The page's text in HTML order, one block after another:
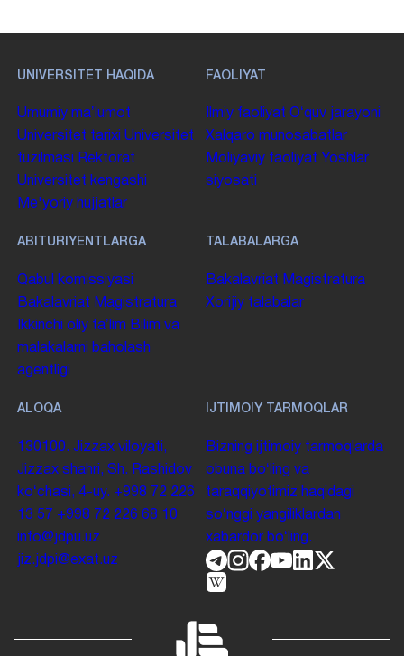
UNIVERSITET HAQIDA
Umumiy maʼlumot
Universitet tarixi Universitet
tuzilmasi
Rektorat
Universitet kengashi
Me'yoriy hujjatlar
FAOLIYAT
Ilmiy faoliyat Oʻquv jarayoni
Xalqaro munosabatlar
Moliyaviy faoliyat Yoshlar
siyosati
ABITURIYENTLARGA
Qabul komissiyasi
Bakalavriat Magistratura
Ikkinchi oliy taʼlim Bilim va
malakalarni baholash
agentligi
TALABALARGA
Bakalavriat Magistratura
Xorijiy talabalar
ALOQA
130100. Jizzax viloyati,
Jizzax shahri, Sh. Rashidov
koʻchasi, 4-uy. +998 72 226
13 57 +998 72 226 68 10
info@jdpu.uz
jiz.jdpi@exat.uz
IJTIMOIY TARMOQLAR
Bizning ijtimoiy tarmoqlarda
obuna boʻling va
taraqqiyotimiz haqidagi
soʻnggi yangiliklardan
xabardor boʻling.